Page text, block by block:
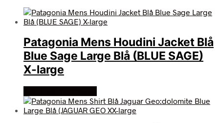
Patagonia Mens Houdini Jacket Blå
Blue Sage Large Blå (BLUE SAGE)
X-large